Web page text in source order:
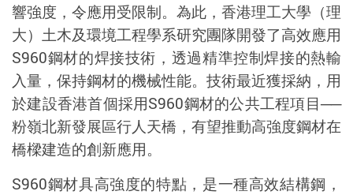
響強度，令應用受限制。為此，香港理工大學（理
大）土木及環境工程學系研究團隊開發了高效應用
S960鋼材的焊接技術，透過精準控制焊接的熱輸
入量，保持鋼材的機械性能。技術最近獲採納，用
於建設香港首個採用S960鋼材的公共工程項目──
粉嶺北新發展區行人天橋，有望推動高強度鋼材在
橋樑建造的創新應用。
S960鋼材具高強度的特點，是一種高效結構鋼，